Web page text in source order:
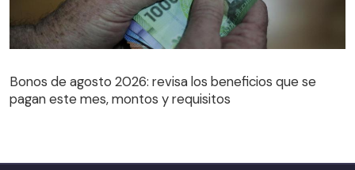
Bonos de agosto 2026: revisa los beneficios que se
pagan este mes, montos y requisitos